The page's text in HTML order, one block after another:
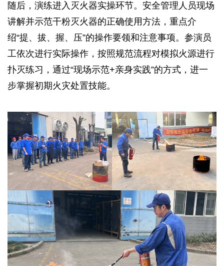
随后，演练进入灭火器实操环节。安全管理人员现场
讲解并示范干粉灭火器的正确使用方法，重点介
绍“提、拔、握、压”的操作要领和注意事项。参演员
工依次进行实际操作，按照规范流程对模拟火源进行
扑灭练习，通过“现场示范+亲身实践”的方式，进一
步掌握初期火灾处置技能。